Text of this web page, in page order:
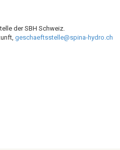
der SBH Schweiz.
geschaeftsstelle@spina-hydro.ch